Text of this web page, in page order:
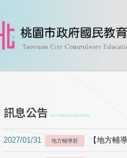
訊息公告 Announcements
2027/01/31 地方輔導群 【地方輔